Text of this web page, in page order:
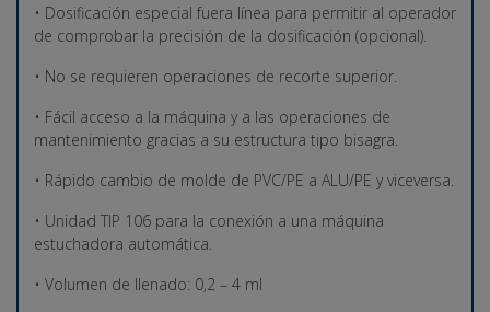
• Dosificación especial fuera línea para permitir al operador
de comprobar la precisión de la dosificación (opcional).
• No se requieren operaciones de recorte superior.
• Fácil acceso a la máquina y a las operaciones de
mantenimiento gracias a su estructura tipo bisagra.
• Rápido cambio de molde de PVC/PE a ALU/PE y viceversa.
• Unidad TIP 106 para la conexión a una máquina
estuchadora automática.
• Volumen de llenado: 0,2 – 4 ml